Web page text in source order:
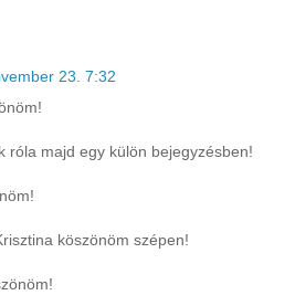
23. 7:32
róla majd egy külön bejegyzésben!
köszönöm szépen!